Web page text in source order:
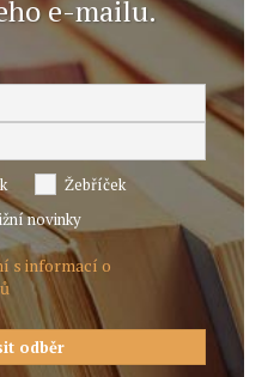
e-mailu.
Žebříček
novinky
s informací o